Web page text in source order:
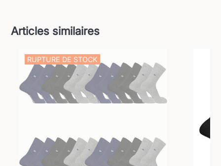
Articles similaires
RUPTURE DE STOCK